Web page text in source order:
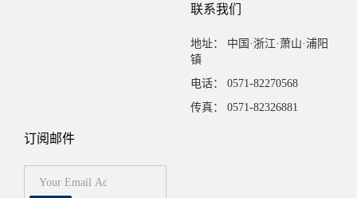
联系我们
地址： 中国·浙江·萧山·浦阳
镇
电话： 0571-82270568
传真： 0571-82326881
订阅邮件